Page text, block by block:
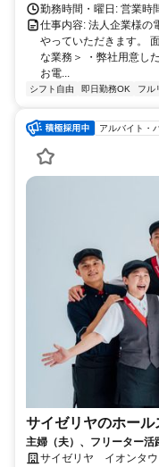
勤務時間・曜日: 営業時
仕事内容: 法人企業様の
やっていただきます。
な業務＞ ・弊社用意し
お電...
シフト自由 即日勤務OK フル
アルバイト・
サイゼリヤのホール
主婦（夫）、フリーター
んな仲良くチームでお仕
サイゼリヤ イオンタ